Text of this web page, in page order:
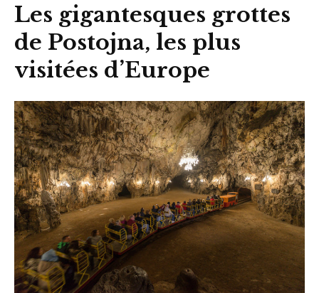
Les gigantesques grottes
de Postojna, les plus
visitées d’Europe